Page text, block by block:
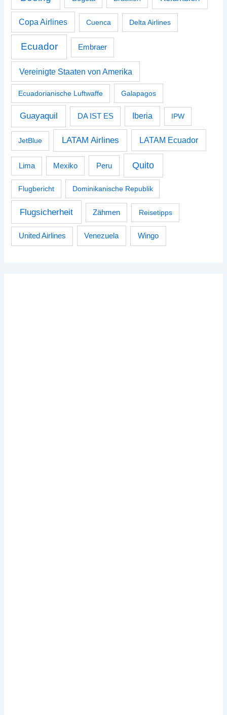
Copa Airlines Cuenca Delta Airlines
Ecuador Embraer
Vereinigte Staaten von Amerika
Ecuadorianische Luftwaffe Galapagos
Guayaquil DA IST ES Iberia IPW
JetBlue LATAM Airlines LATAM Ecuador
Lima Mexiko Peru Quito
Flugbericht Dominikanische Republik
Flugsicherheit Zähmen Reisetipps
United Airlines Venezuela Wingo